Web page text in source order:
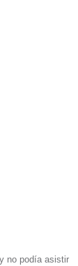
no podía asistir